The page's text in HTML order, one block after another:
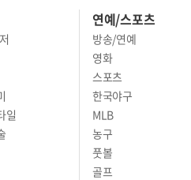
일
연예/스포츠
방송/연예
영화
스포츠
한국야구
MLB
농구
풋볼
골프